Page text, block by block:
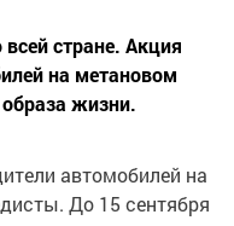
стране. Акция
на метановом
жизни.
автомобилей на
До 15 сентября